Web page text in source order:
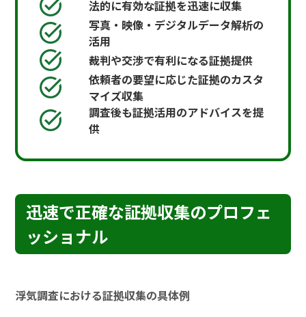
法的に有効な証拠を迅速に収集
写真・映像・デジタルデータ解析の
活用
裁判や交渉で有利になる証拠提供
依頼者の要望に応じた証拠のカスタ
マイズ収集
調査後も証拠活用のアドバイスを提
供
迅速で正確な証拠収集のプロフェ
ッショナル
浮気調査における証拠収集の具体例